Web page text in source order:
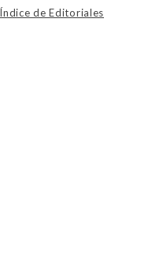
Índice de Editoriales